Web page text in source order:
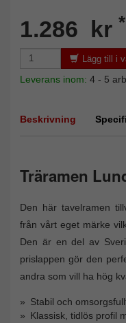
1.286 kr *
Lägg till i
Leverans inom: 4 - 5
Beskrivning
Träramen
Den här tavelramen
från vårt eget märke
Den är en del av
prislappen gör den
andra som vill ha hög
Stabil och
Klassisk, tidlös profil